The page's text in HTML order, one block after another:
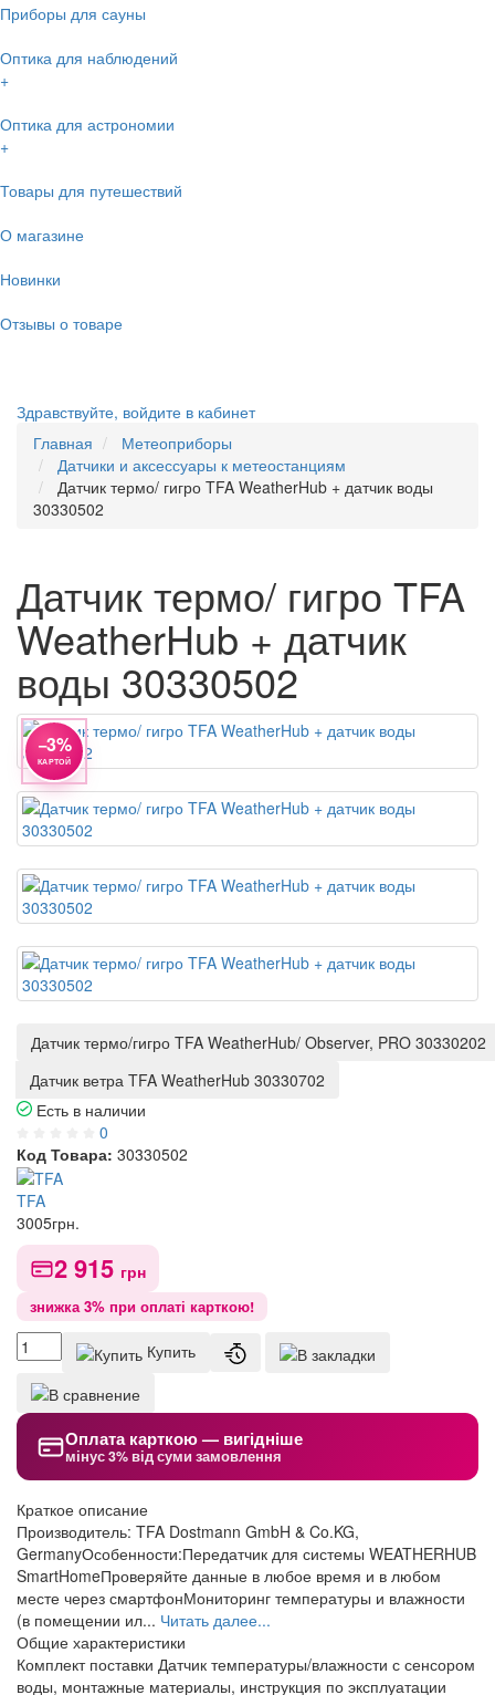
Приборы для сауны
Оптика для наблюдений
+
Оптика для астрономии
+
Товары для путешествий
О магазине
Новинки
Отзывы о товаре
Здравствуйте, войдите в кабинет
Главная
Метеоприборы
Датчики и аксессуары к метеостанциям
Датчик термо/ гигро TFA WeatherHub + датчик воды
30330502
Датчик термо/ гигро TFA
WeatherHub + датчик
воды 30330502
−3%
КАРТОЙ
Датчик термо/гигро TFA WeatherHub/ Observer, PRO 30330202
Датчик ветра TFA WeatherHub 30330702
Есть в наличии
0
Код Товара: 30330502
TFA
3005грн.
2 915 грн
знижка 3% при оплаті карткою!
Купить
Оплата карткою — вигідніше
мінус 3% від суми замовлення
Краткое описание
Производитель: TFA Dostmann GmbH & Co.KG,
GermanyОсобенности:Передатчик для системы WEATHERHUB
SmartHomeПроверяйте данные в любое время и в любом
месте через смартфонМониторинг температуры и влажности
(в помещении ил... Читать далее...
Общие характеристики
Комплект поставки Датчик температуры/влажности с сенсором
воды, монтажные материалы, инструкция по эксплуатации